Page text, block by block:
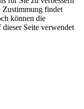
Zustimmung findet
können die
Seite verwendet